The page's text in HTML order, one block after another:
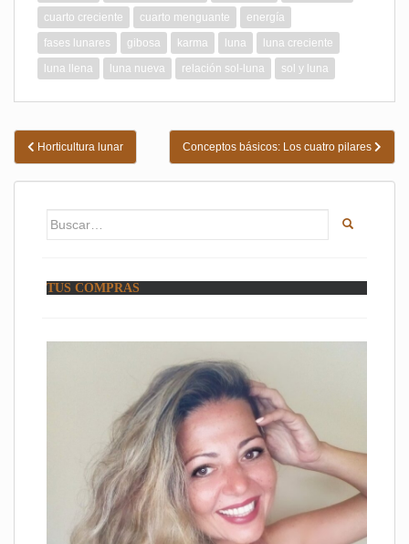
cuarto creciente
cuarto menguante
energía
fases lunares
gibosa karma luna
luna creciente
luna llena
luna nueva relación sol-luna sol y luna
Navegación
de
entradas
Horticultura lunar Conceptos básicos: Los cuatro pilares
Buscar:
TUS COMPRAS